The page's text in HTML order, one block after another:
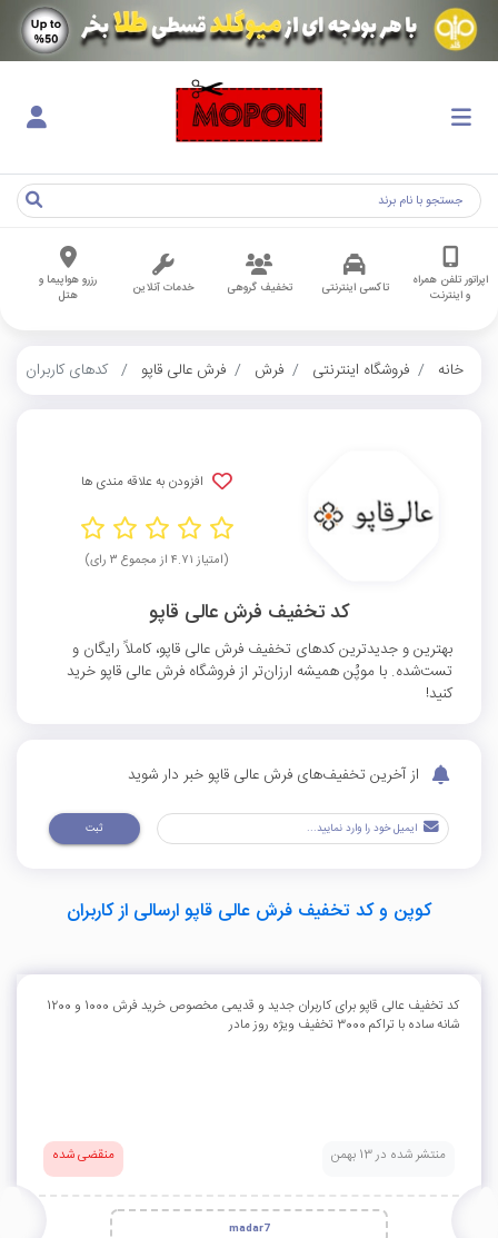
اپراتور تلفن همراه
و اینترنت
تاکسی اینترنتی تخفیف گروهی خدمات آنلاین
رزرو هواپیما و
هتل
خانه فروشگاه اینترنتی فرش فرش عالی قاپو کدهای کاربران
افزودن به علاقه مندی ها
(امتیاز ۴.۷۱ از مجموع ۳ رای)
کد تخفیف فرش عالی قاپو
بهترین و جدیدترین کدهای تخفیف فرش عالی قاپو، کاملاً رایگان و
تست‌شده. با موپُن همیشه ارزان‌تر از فروشگاه فرش عالی قاپو خرید
کنید!
از آخرین تخفیف‌های فرش عالی قاپو خبر دار شوید
ثبت
کوپن و کد تخفیف فرش عالی قاپو ارسالی از کاربران
کد تخفیف عالی قاپو برای کاربران جدید و قدیمی مخصوص خرید فرش 1000 و 1200
شانه ساده با تراکم 3000 تخفیف ویژه روز مادر
منتشر شده در 13 بهمن منقضی شده
madar7